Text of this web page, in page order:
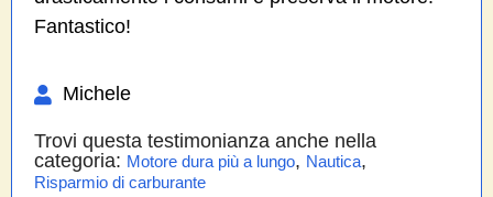
Fantastico!
Michele
Trovi questa testimonianza anche nella
categoria: Motore dura più a lungo, Nautica,
Risparmio di carburante